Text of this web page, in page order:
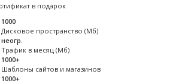
в подарок
1000
Дисковое пространство (Мб)
неогр.
Трафик в месяц (Мб)
1000+
Шаблоны сайтов и магазинов
1000+